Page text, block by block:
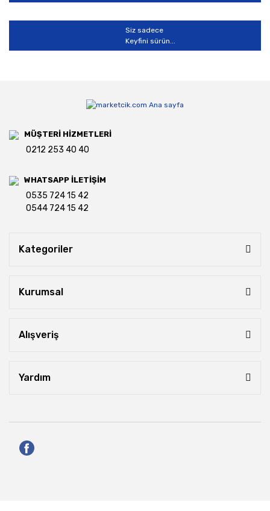
Siz sadece
Keyfini sürün...
MÜŞTERİ HİZMETLERİ
0212 253 40 40
WHATSAPP İLETİŞİM
0535 724 15 42
0544 724 15 42
Kategoriler
Kurumsal
Alışveriş
Yardım